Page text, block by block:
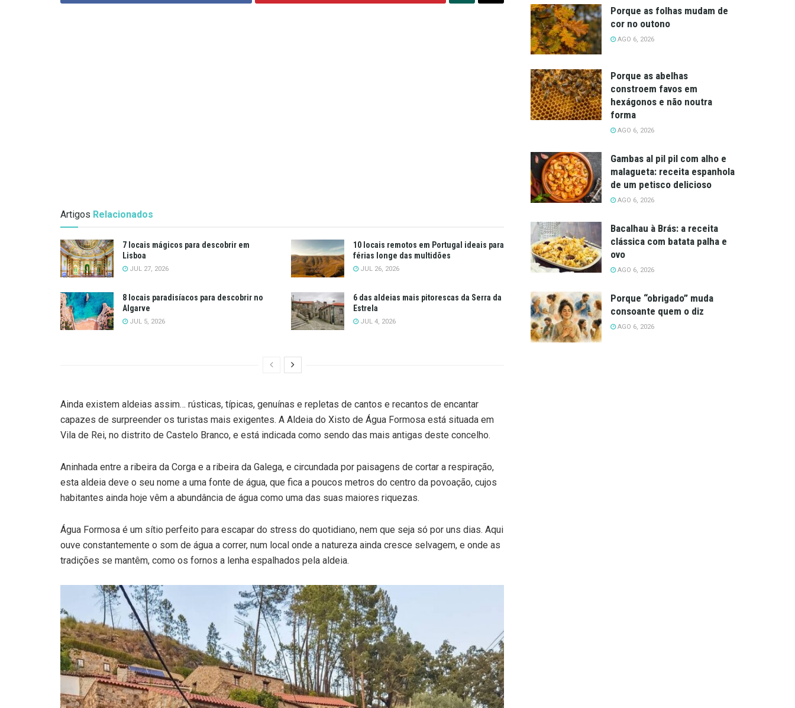
Artigos Relacionados
7 locais mágicos para descobrir em
Lisboa
JUL 27, 2026
10 locais remotos em Portugal ideais para
férias longe das multidões
JUL 26, 2026
8 locais paradisíacos para descobrir no
Algarve
JUL 5, 2026
6 das aldeias mais pitorescas da Serra da
Estrela
JUL 4, 2026
Ainda existem aldeias assim… rústicas, típicas, genuínas e repletas de cantos e recantos de encantar
capazes de surpreender os turistas mais exigentes. A Aldeia do Xisto de Água Formosa está situada em
Vila de Rei, no distrito de Castelo Branco, e está indicada como sendo das mais antigas deste concelho.
Aninhada entre a ribeira da Corga e a ribeira da Galega, e circundada por paisagens de cortar a respiração,
esta aldeia deve o seu nome a uma fonte de água, que fica a poucos metros do centro da povoação, cujos
habitantes ainda hoje vêm a abundância de água como uma das suas maiores riquezas.
Água Formosa é um sítio perfeito para escapar do stress do quotidiano, nem que seja só por uns dias. Aqui
ouve constantemente o som de água a correr, num local onde a natureza ainda cresce selvagem, e onde as
tradições se mantêm, como os fornos a lenha espalhados pela aldeia.
Porque as folhas mudam de
cor no outono
AGO 6, 2026
Porque as abelhas
constroem favos em
hexágonos e não noutra
forma
AGO 6, 2026
Gambas al pil pil com alho e
malagueta: receita espanhola
de um petisco delicioso
AGO 6, 2026
Bacalhau à Brás: a receita
clássica com batata palha e
ovo
AGO 6, 2026
Porque “obrigado” muda
consoante quem o diz
AGO 6, 2026